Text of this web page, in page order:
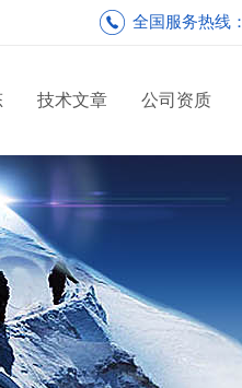
全国服务热线：
技术文章 公司资质